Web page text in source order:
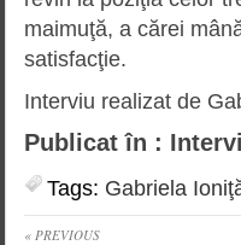
maimuţă, a că­rei
satisfacţie.
Interviu realizat de
Publicat în :
Tags: Gabriela
« PREVIOUS